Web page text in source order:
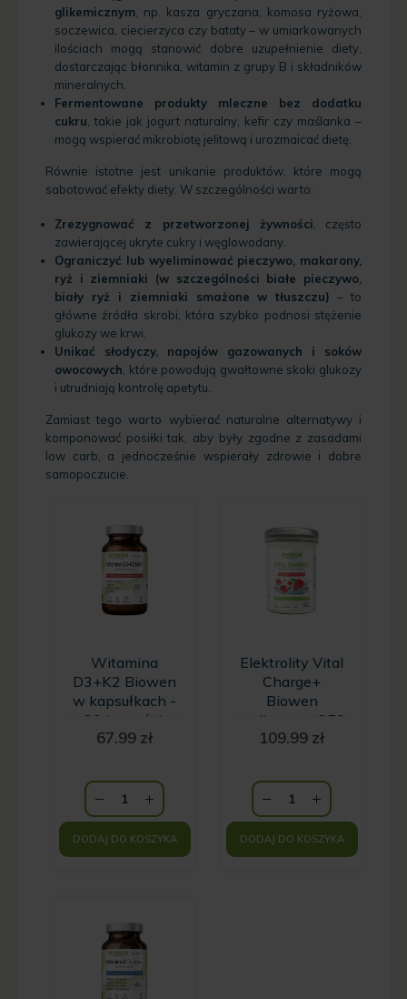
glikemicznym , np. kasza gryczana, komosa ryżowa,
soczewica, ciecierzyca czy bataty – w umiarkowanych
ilościach mogą stanowić dobre uzupełnienie diety,
dostarczając błonnika, witamin z grupy B i składników
mineralnych.
Fermentowane produkty mleczne bez dodatku
cukru , takie jak jogurt naturalny, kefir czy maślanka –
mogą wspierać mikrobiotę jelitową i urozmaicać dietę.
Równie istotne jest unikanie produktów, które mogą
sabotować efekty diety. W szczególności warto:
Zrezygnować z przetworzonej żywności, często
zawierającej ukryte cukry i węglowodany.
Ograniczyć lub wyeliminować pieczywo, makarony,
ryż i ziemniaki (w szczególności białe pieczywo,
biały ryż i ziemniaki smażone w tłuszczu) – to
główne źródła skrobi, która szybko podnosi stężenie
glukozy we krwi.
Unikać słodyczy, napojów gazowanych i soków
owocowych, które powodują gwałtowne skoki glukozy
i utrudniają kontrolę apetytu.
Zamiast tego warto wybierać naturalne alternatywy i
komponować posiłki tak, aby były zgodne z zasadami
low carb, a jednocześnie wspierały zdrowie i dobre
samopoczucie.
Witamina
D3+K2 Biowen
w kapsułkach -
90 kapsułek
67.99 zł
DODAJ DO KOSZYKA
Elektrolity Vital
Charge+
Biowen
malinowe - 250
g
109.99 zł
DODAJ DO KOSZYKA